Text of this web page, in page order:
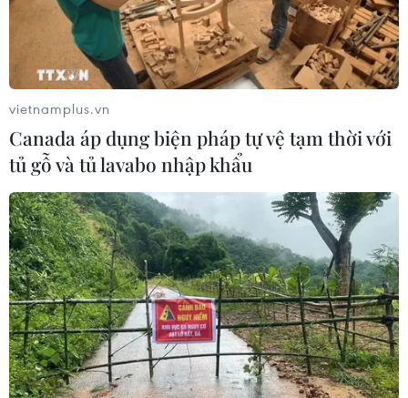
Liên minh của Thủ tướng Đức đang cố gắng khắc phục
“lỗ hổng” tài chính lớn sau khi tòa án ra phán quyết
ngăn Chính phủ chuyển 60 tỷ euro tiền chưa sử dụng từ
đại dịch COVID-19 sang hỗ trợ công nghiệp.
vietnamplus.vn
Canada áp dụng biện pháp tự vệ tạm thời với
tủ gỗ và tủ lavabo nhập khẩu